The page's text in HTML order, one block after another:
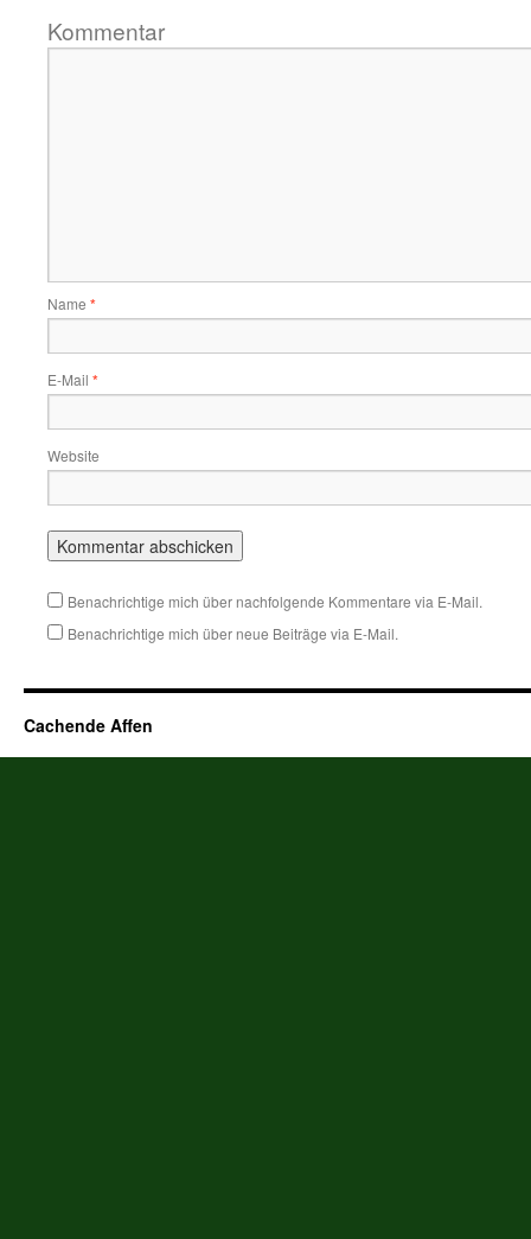
Kommentar
Name *
E-Mail *
Website
Benachrichtige mich über nachfolgende Kommentare via E-Mail.
Benachrichtige mich über neue Beiträge via E-Mail.
Cachende Affen